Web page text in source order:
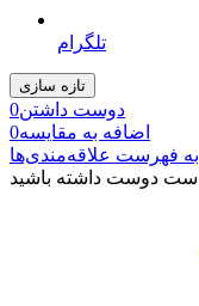
تلگرام
دوست داشتن0
اضافه به مقایسه0
به فهرست علاقه‌مندی‌ها
دوست داشته باشید